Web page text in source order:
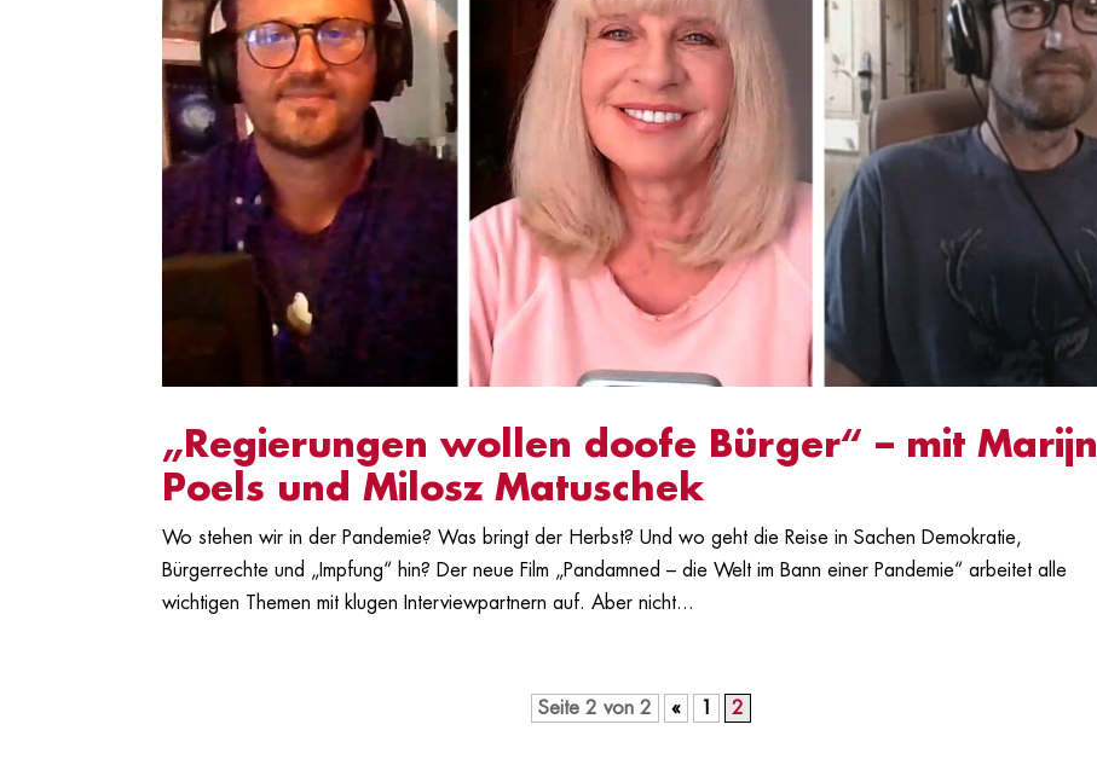
„Regierungen wollen doofe Bürger“ – mit Marijn
Poels und Milosz Matuschek
Wo stehen wir in der Pandemie? Was bringt der Herbst? Und wo geht die Reise in Sachen Demokratie,
Bürgerrechte und „Impfung“ hin? Der neue Film „Pandamned – die Welt im Bann einer Pandemie“ arbeitet alle
wichtigen Themen mit klugen Interviewpartnern auf. Aber nicht...
Seite 2 von 2 « 1 2